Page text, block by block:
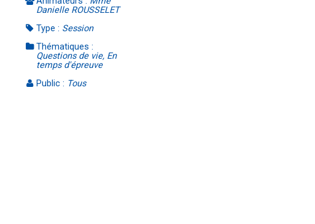
Danielle ROUSSELET
Type : Session
Thématiques :
Questions de vie, En
temps d'épreuve
Public : Tous